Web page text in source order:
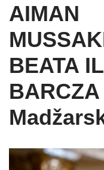
AIMAN
BEATA